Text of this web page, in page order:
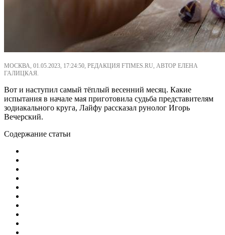
МОСКВА, 01.05.2023, 17:24:50, РЕДАКЦИЯ FTIMES.RU, АВТОР ЕЛЕНА
ГАЛИЦКАЯ.
Вот и наступил самый тёплый весенний месяц. Какие
испытания в начале мая приготовила судьба представителям
зодиакального круга, Лайфу рассказал рунолог Игорь
Вечерский.
Содержание статьи